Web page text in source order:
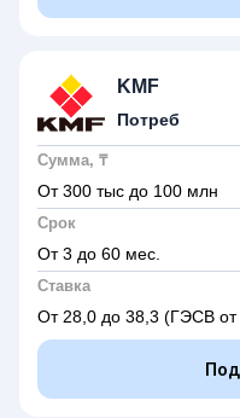
KMF
Потреб
Сумма, ₸
От 300 тыс до 100 млн
Срок
От 3 до 60 мес.
Ставка
От 28,0 до 38,3 (ГЭСВ от